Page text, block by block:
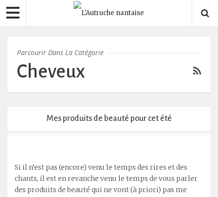
Parcourir Dans La Catégorie
Cheveux
Mes produits de beauté pour cet été
Si il n’est pas (encore) venu le temps des rires et des
chants, il est en revanche venu le temps de vous parler
des produits de beauté qui ne vont (à priori) pas me